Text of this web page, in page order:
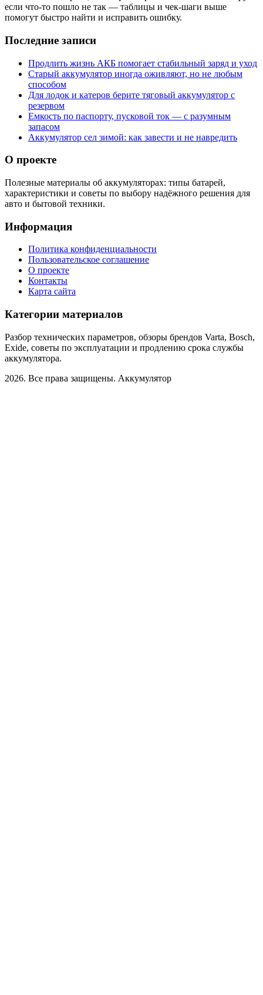
если что-то пошло не так — таблицы и чек‑шаги выше
помогут быстро найти и исправить ошибку.
Последние записи
Продлить жизнь АКБ помогает стабильный заряд и уход
Старый аккумулятор иногда оживляют, но не любым
способом
Для лодок и катеров берите тяговый аккумулятор с
резервом
Емкость по паспорту, пусковой ток — с разумным
запасом
Аккумулятор сел зимой: как завести и не навредить
О проекте
Полезные материалы об аккумуляторах: типы батарей,
характеристики и советы по выбору надёжного решения для
авто и бытовой техники.
Информация
Политика конфиденциальности
Пользовательское соглашение
О проекте
Контакты
Карта сайта
Категории материалов
Разбор технических параметров, обзоры брендов Varta, Bosch,
Exide, советы по эксплуатации и продлению срока службы
аккумулятора.
2026. Все права защищены. Аккумулятор